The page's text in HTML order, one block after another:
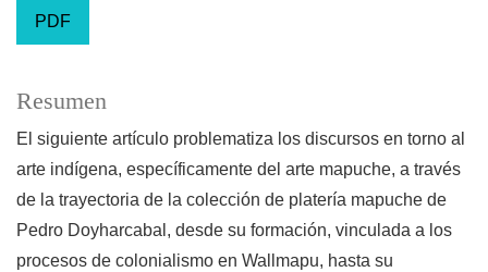
PDF
Resumen
El siguiente artículo problematiza los discursos en torno al
arte indígena, específicamente del arte mapuche, a través
de la trayectoria de la colección de platería mapuche de
Pedro Doyharcabal, desde su formación, vinculada a los
procesos de colonialismo en Wallmapu, hasta su